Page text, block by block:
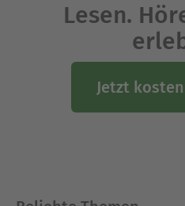
Lesen.
Jetzt